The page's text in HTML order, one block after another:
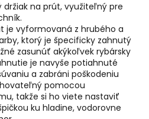
držiak na prút, využiteľný pre
je vyformovaná z hrubého a
ktorý je špecificky zahnutý
zasunúť akýkoľvek rybársky
je navyše potiahnuté
a zabráni poškodeniu
pomocou
takže si ho viete nastaviť
ku hladine, vodorovne